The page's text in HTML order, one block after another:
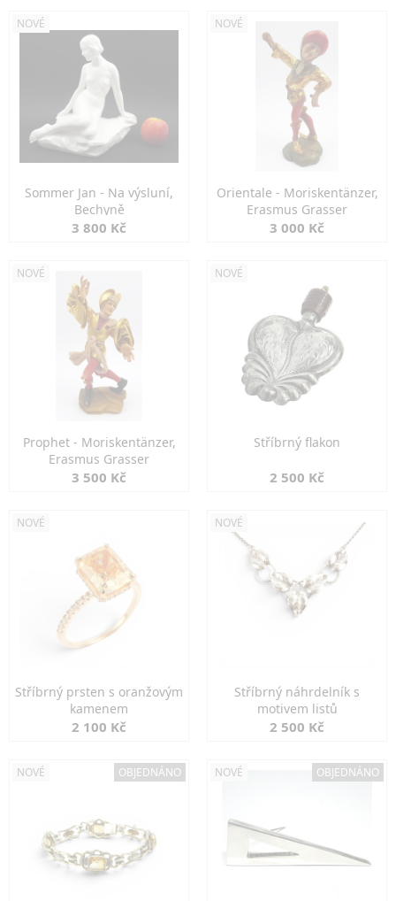
NOVÉ
Sommer Jan - Na výsluní,
Bechyně
3 800 Kč
NOVÉ
Orientale - Moriskentänzer,
Erasmus Grasser
3 000 Kč
NOVÉ
Prophet - Moriskentänzer,
Erasmus Grasser
3 500 Kč
NOVÉ
Stříbrný flakon
2 500 Kč
NOVÉ
Stříbrný prsten s oranžovým
kamenem
2 100 Kč
NOVÉ
Stříbrný náhrdelník s
motivem listů
2 500 Kč
NOVÉ OBJEDNÁNO NOVÉ OBJEDNÁNO